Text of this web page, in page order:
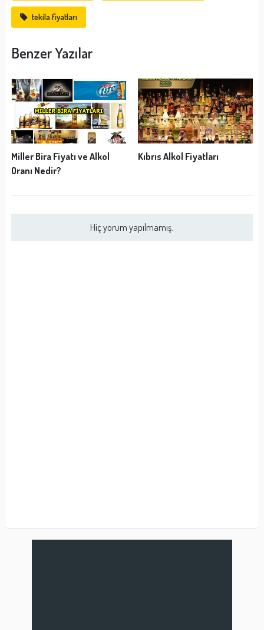
tekila fiyatları
Benzer Yazılar
Miller Bira Fiyatı ve Alkol
Oranı Nedir?
Kıbrıs Alkol Fiyatları
Hiç yorum yapılmamış.